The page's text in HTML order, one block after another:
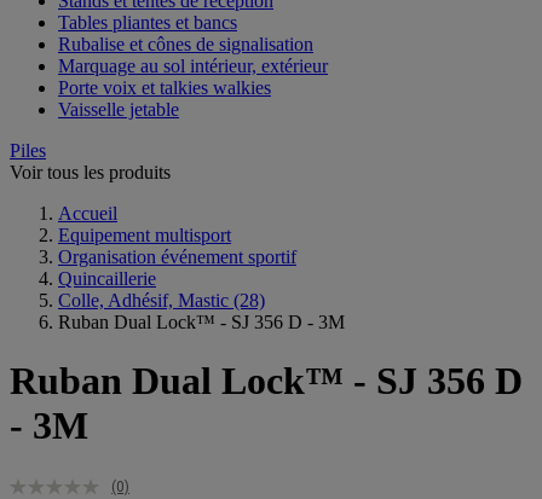
Tables pliantes et bancs
Rubalise et cônes de signalisation
Marquage au sol intérieur, extérieur
Porte voix et talkies walkies
Vaisselle jetable
Piles
Voir tous les produits
Accueil
Equipement multisport
Organisation événement sportif
Quincaillerie
Colle, Adhésif, Mastic (28)
Ruban Dual Lock™ - SJ 356 D - 3M
Ruban Dual Lock™ - SJ 356 D
- 3M
(0)